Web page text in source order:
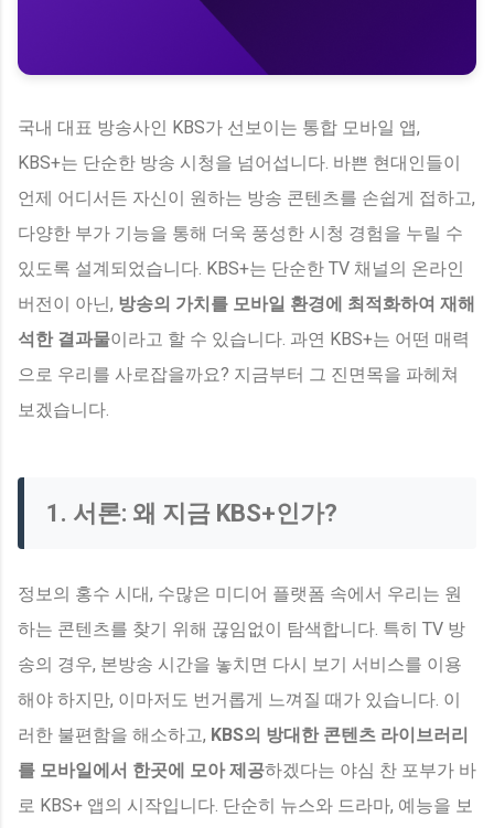
국내 대표 방송사인 KBS가 선보이는 통합 모바일 앱,
KBS+는 단순한 방송 시청을 넘어섭니다. 바쁜 현대인들이
언제 어디서든 자신이 원하는 방송 콘텐츠를 손쉽게 접하고,
다양한 부가 기능을 통해 더욱 풍성한 시청 경험을 누릴 수
있도록 설계되었습니다. KBS+는 단순한 TV 채널의 온라인
버전이 아닌, 방송의 가치를 모바일 환경에 최적화하여 재해
석한 결과물이라고 할 수 있습니다. 과연 KBS+는 어떤 매력
으로 우리를 사로잡을까요? 지금부터 그 진면목을 파헤쳐
보겠습니다.
1. 서론: 왜 지금 KBS+인가?
정보의 홍수 시대, 수많은 미디어 플랫폼 속에서 우리는 원
하는 콘텐츠를 찾기 위해 끊임없이 탐색합니다. 특히 TV 방
송의 경우, 본방송 시간을 놓치면 다시 보기 서비스를 이용
해야 하지만, 이마저도 번거롭게 느껴질 때가 있습니다. 이
러한 불편함을 해소하고, KBS의 방대한 콘텐츠 라이브러리
를 모바일에서 한곳에 모아 제공하겠다는 야심 찬 포부가 바
로 KBS+ 앱의 시작입니다. 단순히 뉴스와 드라마, 예능을 보